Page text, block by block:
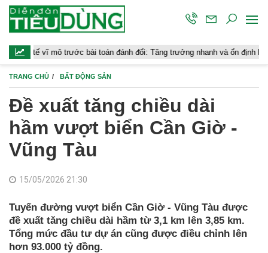
mô trước bài toán đánh đổi: Tăng trưởng nhanh và ổn định bền vững
TRANG CHỦ BẤT ĐỘNG SẢN
Đề xuất tăng chiều dài
hầm vượt biển Cần Giờ -
Vũng Tàu
15/05/2026 21:30
Tuyến đường vượt biển Cần Giờ - Vũng Tàu được
đề xuất tăng chiều dài hầm từ 3,1 km lên 3,85 km.
Tổng mức đầu tư dự án cũng được điều chỉnh lên
hơn 93.000 tỷ đồng.